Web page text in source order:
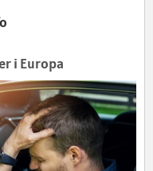
i Europa